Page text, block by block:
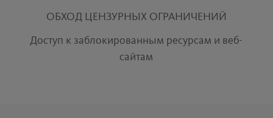
ОБХОД ЦЕНЗУРНЫХ ОГРАНИЧЕНИЙ
Доступ к заблокированным ресурсам и веб-
сайтам